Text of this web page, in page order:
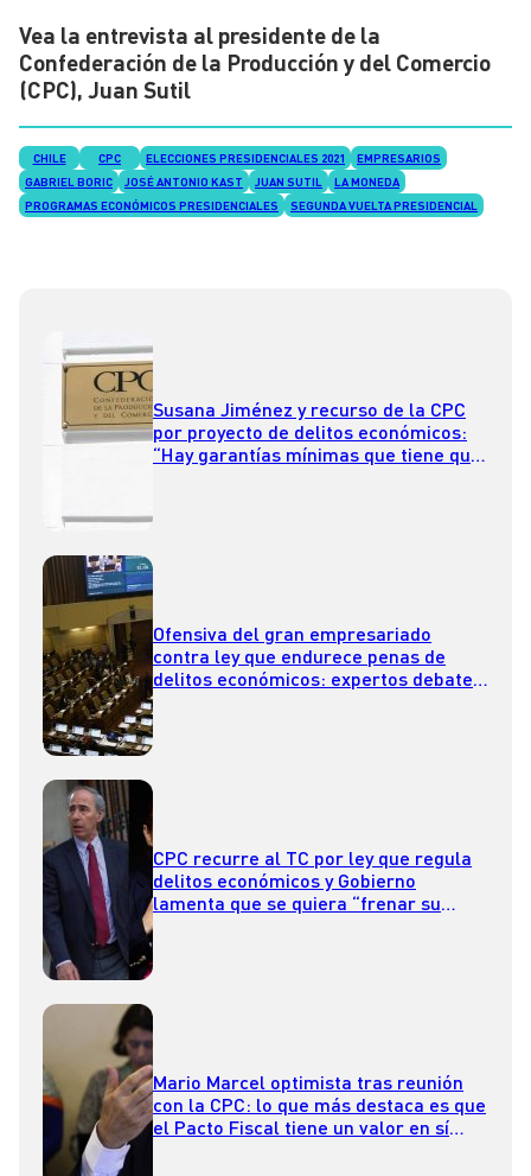
Vea la entrevista al presidente de la
Confederación de la Producción y del Comercio
(CPC), Juan Sutil
CHILE CPC ELECCIONES PRESIDENCIALES 2021
EMPRESARIOS
GABRIEL BORIC
JOSÉ ANTONIO KAST JUAN SUTIL
LA MONEDA
PROGRAMAS ECONÓMICOS PRESIDENCIALES
SEGUNDA VUELTA PRESIDENCIAL
Susana Jiménez y recurso de la CPC
por proyecto de delitos económicos:
“Hay garantías mínimas que tiene que
Ofensiva del gran empresariado
contra ley que endurece penas de
delitos económicos: expertos debaten
CPC recurre al TC por ley que regula
delitos económicos y Gobierno
lamenta que se quiera “frenar su
Mario Marcel optimista tras reunión
con la CPC: lo que más destaca es que
el Pacto Fiscal tiene un valor en sí